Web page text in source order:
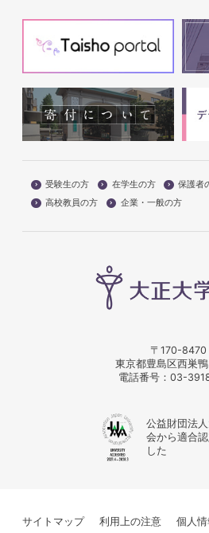
受験生の方 在学生の方 保護者
高校教員の方
企業・一般の方
〒170-8470
東京都豊島区西巣
電話番号： 03-
公益財団法
会から適合
した
サイトマップ 利用上の注意 個人